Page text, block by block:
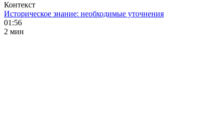
Контекст
Историческое знание: необходимые уточнения
01:56
2 мин